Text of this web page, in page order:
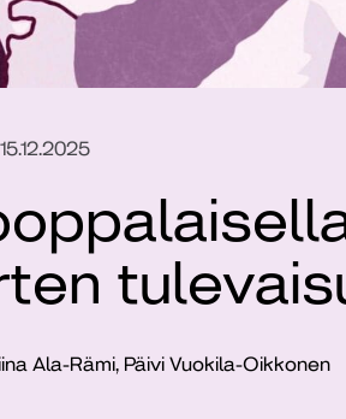
15.12.2025
Ala-Rämi, Päivi Vuokila-Oikkonen